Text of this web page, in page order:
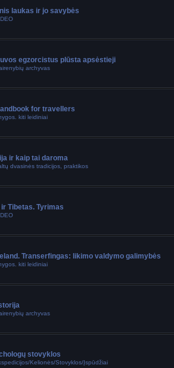
laukas ir jo savybės
egzorcistus plūsta apsėstieji
archyvas
for travellers
kiti leidiniai
ir kaip tai daroma
dvasinės tradicijos, praktikos
Tibetas. Tyrimas
Transerfingas: likimo valdymo galimybės
kiti leidiniai
archyvas
stovyklos
Kelionės/Stovyklos/Įspūdžiai